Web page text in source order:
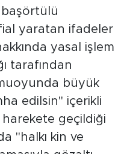
yaratan ifadeler
yasal işlem
tarafından
büyük
edilsin" içerikli
harekete geçildiği
"halkı kin ve